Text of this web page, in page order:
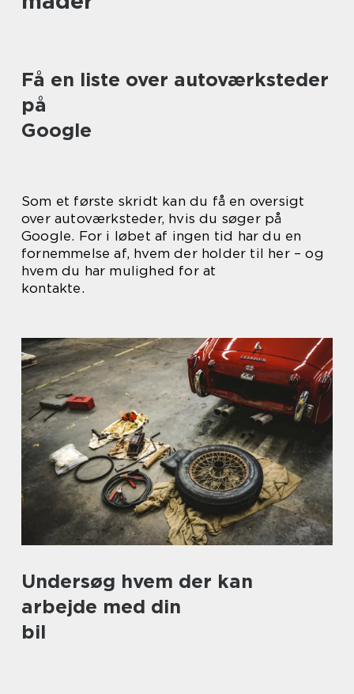
Få en liste over autoværksteder
på
Google
Som et første skridt kan du få en oversigt
over autoværksteder, hvis du søger på
Google. For i løbet af ingen tid har du en
fornemmelse af, hvem der holder til her – og
hvem du har mulighed for at
kontakte.
Undersøg hvem der kan
arbejde med din
bil